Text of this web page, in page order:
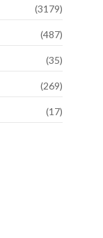
(3179)
(487)
(35)
(269)
(17)